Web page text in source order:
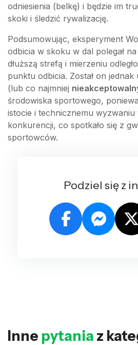
odniesienia (belkę) i będzie im
skoki i śledzić rywalizację.
Podsumowując, eksperyment
odbicia w skoku w dal polegał
dłuższą strefą i mierzeniu
punktu odbicia. Został on
(lub co najmniej
środowiska sportowego,
istocie i technicznemu wyzwaniu
konkurencji, co spotkało się z
sportowców.
Podziel się z
Inne pytania z